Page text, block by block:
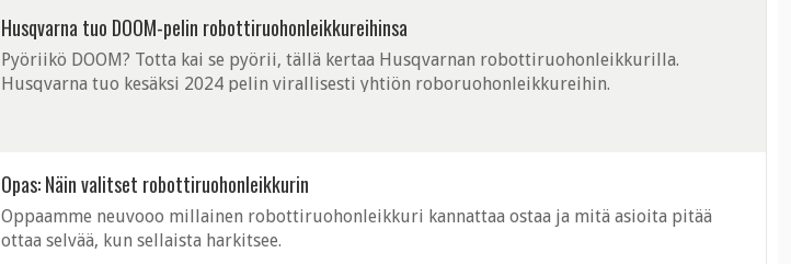
Husqvarna tuo DOOM-pelin robottiruohonleikkureihinsa
Pyöriikö DOOM? Totta kai se pyörii, tällä kertaa Husqvarnan robottiruohonleikkurilla.
Husqvarna tuo kesäksi 2024 pelin virallisesti yhtiön roboruohonleikkureihin.
Opas: Näin valitset robottiruohonleikkurin
Oppaamme neuvooo millainen robottiruohonleikkuri kannattaa ostaa ja mitä asioita pitää
ottaa selvää, kun sellaista harkitsee.